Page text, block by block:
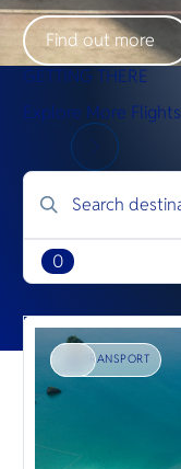
Find out more
GETTING THERE
Explore More Flights
0
TRANSPORT